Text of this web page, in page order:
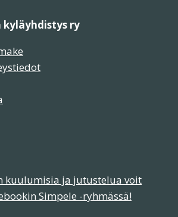
kyläyhdistys ry
kuulumisia ja jutustelua voit
Simpele -ryhmässä!